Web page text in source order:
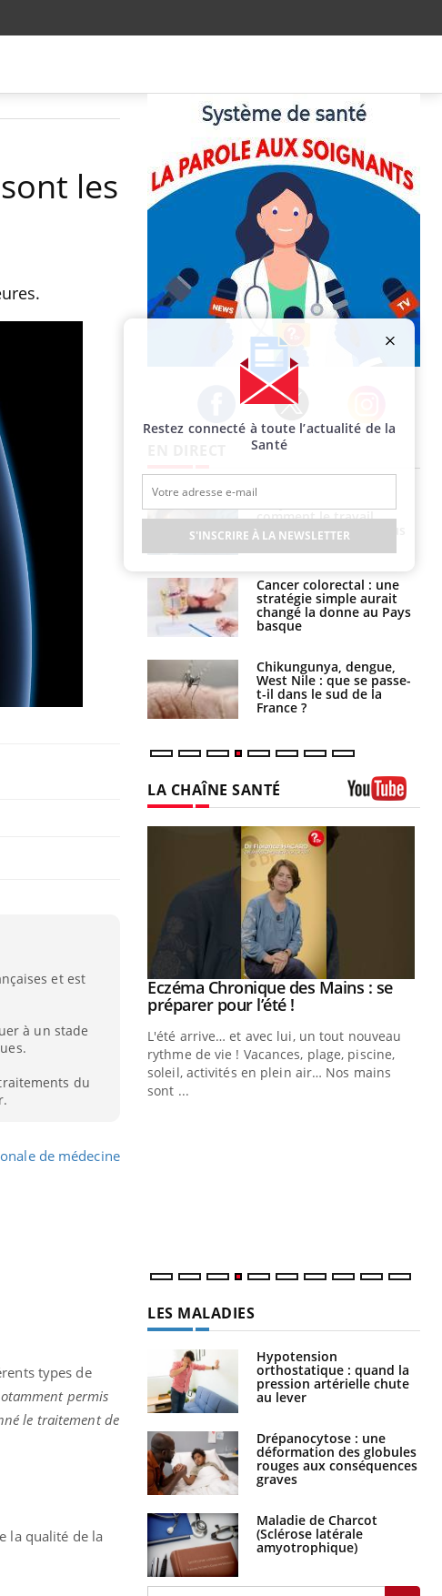
les
et est
à un stade
du
de médecine
types de
permis
le traitement de
la qualité de la
Facebook Twitter Instagram
infantile : un
s’interroge sur
taux élevé en France
à risque : ce jus
attire l'attention
chercheurs
oublier les
en vacances ?
comment le travail
empiète de plus en plus
sur nos soirées
Cancer colorectal : une
stratégie simple aurait
changé la donne au Pays
basque
Chikungunya, dengue,
West Nile : que se passe-
t-il dans le sud de la
France ?
LA CHAÎNE SANTÉ
: et si on
le diabète de type 2
reçues chez les
Youtube
Eczéma Chronique des Mains : se
préparer pour l’été !Youtube
L'été arrive… et avec lui, un tout nouveau
rythme de vie ! Vacances, plage, piscine,
soleil, activités en plein air… Nos mains
sont ...
LES MALADIES
Hypotension
orthostatique : quand la
pression artérielle chute
au lever
Drépanocytose : une
déformation des globules
rouges aux conséquences
graves
Maladie de Charcot
(Sclérose latérale
amyotrophique)
Restez connecté à toute l’actualité de la
Santé
S'INSCRIRE À LA NEWSLETTER